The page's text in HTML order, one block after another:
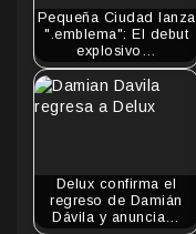
Pequeña Ciudad lanza
".emblema": El debut
explosivo…
Delux confirma el
regreso de Damián
Dávila y anuncia…